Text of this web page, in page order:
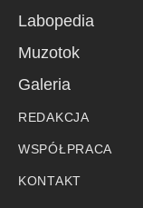
Labopedia
Muzotok
Galeria
REDAKCJA
WSPÓŁPRACA
KONTAKT